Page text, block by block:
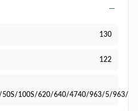
130
122
50S/100S/620/640/4740/963/5/963/